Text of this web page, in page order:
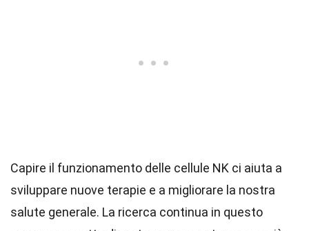
Capire il funzionamento delle cellule NK ci aiuta a
sviluppare nuove terapie e a migliorare la nostra
salute generale. La ricerca continua in questo